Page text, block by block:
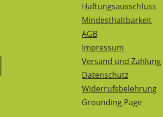
Haftungsausschluss
Mindesthaltbarkeit
AGB
Impressum
Versand und Zahlung
Datenschutz
Widerrufsbelehrung
Grounding Page